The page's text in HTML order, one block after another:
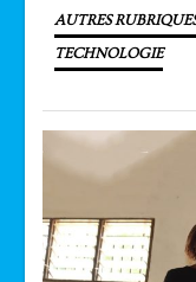
AUTRES
TECHNOLOGIE